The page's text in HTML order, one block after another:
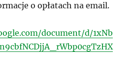
o opłatach na email.
document/d/1xNb